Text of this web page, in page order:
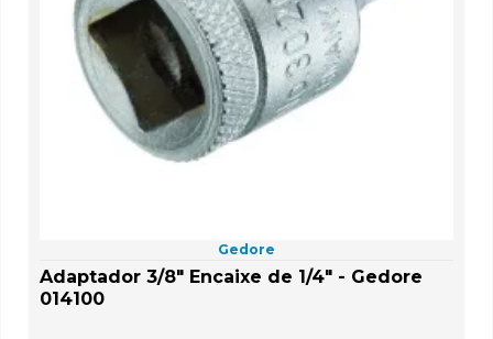
Gedore
Adaptador 3/8" Encaixe de 1/4" - Gedore
014100